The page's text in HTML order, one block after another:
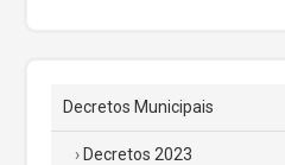
Decretos Municipais
Decretos 2023